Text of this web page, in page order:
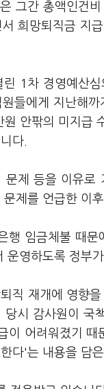
그간 총액인건
희망퇴직금 지
1차 경영예산
들에게 지난해
안팎의 미지급
다.
제 등을 이유로
제를 언급한 이
행 임금체불 때
영하도록 정부
직 재개에 영향
시 감사원이 국
이 어려워졌기
다'는 내용을 담